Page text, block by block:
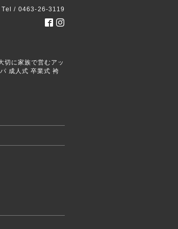
Tel / 0463-26-3119
に家族で営むアッ
成人式 卒業式 袴